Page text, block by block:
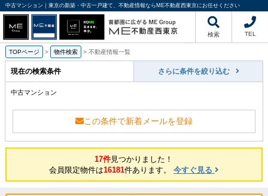
中古マンション｜東京の新築・中古一戸建て、不動産情報ならME不動産西東京にお任せください
検索 TEL
TOPページ > 物件検索 > 不動産情報一覧
現在の検索条件 さらに条件を絞り込む
中古マンション
この条件で新着メールを登録
17件見つかりました！
会員限定物件は16181件あります。 今すぐ見る